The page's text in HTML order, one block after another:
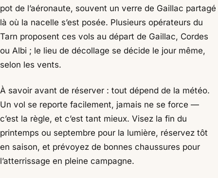
pot de l’aéronaute, souvent un verre de Gaillac partagé
là où la nacelle s’est posée. Plusieurs opérateurs du
Tarn proposent ces vols au départ de Gaillac, Cordes
ou Albi ; le lieu de décollage se décide le jour même,
selon les vents.
À savoir avant de réserver : tout dépend de la météo.
Un vol se reporte facilement, jamais ne se force —
c’est la règle, et c’est tant mieux. Visez la fin du
printemps ou septembre pour la lumière, réservez tôt
en saison, et prévoyez de bonnes chaussures pour
l’atterrissage en pleine campagne.